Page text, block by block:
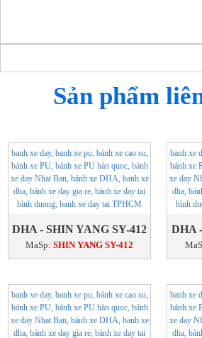
Sản phẩm
DHA - SHIN YANG SY-412
MaSp: SHIN YANG SY-412
DHA